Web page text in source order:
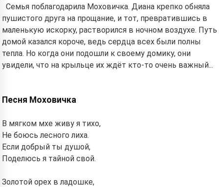
Семья поблагодарила Моховичка. Диана крепко обняла
пушистого друга на прощание, и тот, превратившись в
маленькую искорку, растворился в ночном воздухе. Путь
домой казался короче, ведь сердца всех были полны
тепла. Но когда они подошли к своему домику, они
увидели, что на крыльце их ждёт кто-то очень важный...
Песня Моховичка
В мягком мхе живу я тихо,
Не боюсь лесного лиха.
Если добрый ты душой,
Поделюсь я тайной свой.
Золотой орех в ладошке,